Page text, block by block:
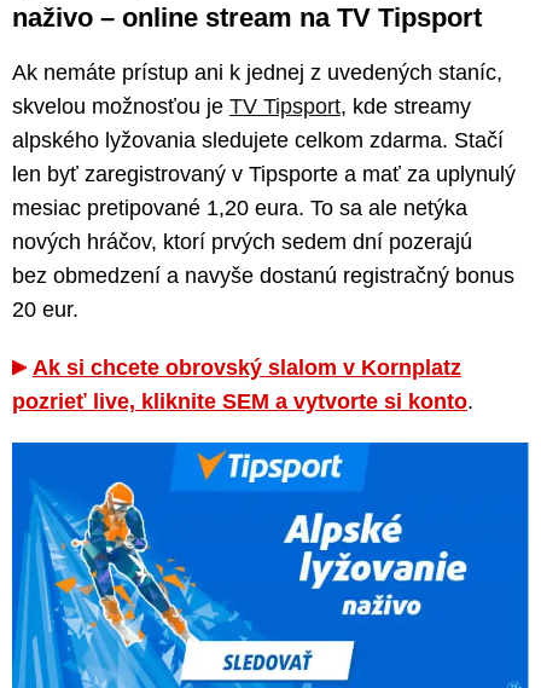
naživo – online stream na TV Tipsport
Ak nemáte prístup ani k jednej z uvedených staníc,
skvelou možnosťou je TV Tipsport, kde streamy
alpského lyžovania sledujete celkom zdarma. Stačí
len byť zaregistrovaný v Tipsporte a mať za uplynulý
mesiac pretipované 1,20 eura. To sa ale netýka
nových hráčov, ktorí prvých sedem dní pozerajú
bez obmedzení a navyše dostanú registračný bonus
20 eur.
Ak si chcete obrovský slalom v Kornplatz
pozrieť live, kliknite SEM a vytvorte si konto.